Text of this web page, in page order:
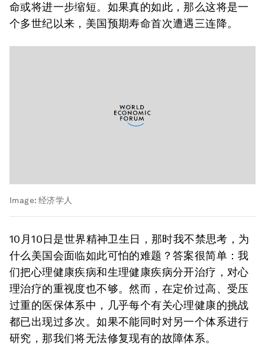
命或将进一步缩短。如果真的如此，那么这将是一
个多世纪以来，美国预期寿命首次遭遇三连降。
Image: 经济学人
10月10日是世界精神卫生日，那时我不禁思考，为
什么美国会面临如此可怕的难题？答案很简单：我
们把心理健康疾病和生理健康疾病分开治疗，对心
理治疗的重视度也不够。然而，在定价过高、受压
过重的医保体系中，几乎每个有关心理健康的挑战
都已出现过多次。如果不能同时对另一个体系进行
研究，那我们将无法修复现有的故障体系。